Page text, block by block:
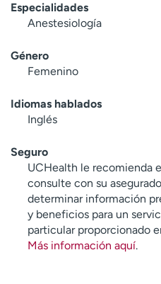
Especialidades
Anestesiología
Género
Femenino
Idiomas hablados
Inglés
Seguro
UCHealth le recomienda
consulte con su
determinar información
y beneficios para un
particular proporcionado
Más información aquí.